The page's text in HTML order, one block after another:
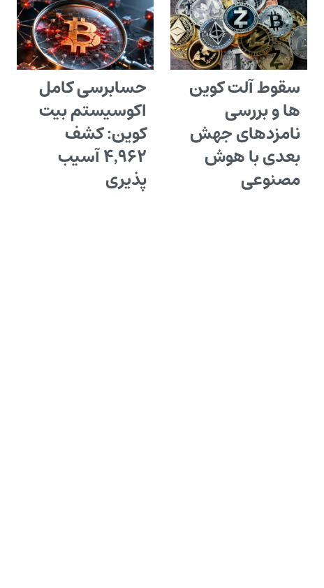
سقوط آلت کوین
ها و بررسی
نامزدهای جهش
بعدی با هوش
مصنوعی
حسابرسی کامل
اکوسیستم بیت
کوین: کشف
۴٬۹۶۲ آسیب
پذیری